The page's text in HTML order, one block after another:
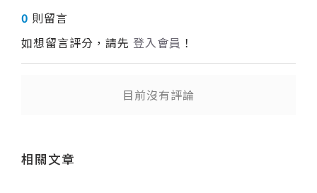
0 則留言
如想留言評分，請先 登入會員 ！
目前沒有評論
相關文章